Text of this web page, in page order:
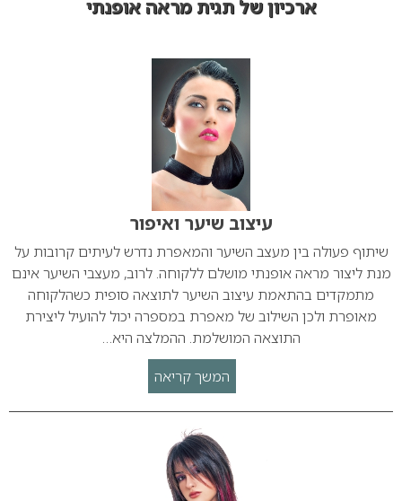
ארכיון של תגית מראה אופנתי
עיצוב שיער ואיפור
שיתוף פעולה בין מעצב השיער והמאפרת נדרש לעיתים קרובות על
מנת ליצור מראה אופנתי מושלם ללקוחה. לרוב, מעצבי השיער אינם
מתמקדים בהתאמת עיצוב השיער לתוצאה סופית כשהלקוחה
מאופרת ולכן השילוב של מאפרת במספרה יכול להועיל ליצירת
התוצאה המושלמת. ההמלצה היא…
המשך קריאה